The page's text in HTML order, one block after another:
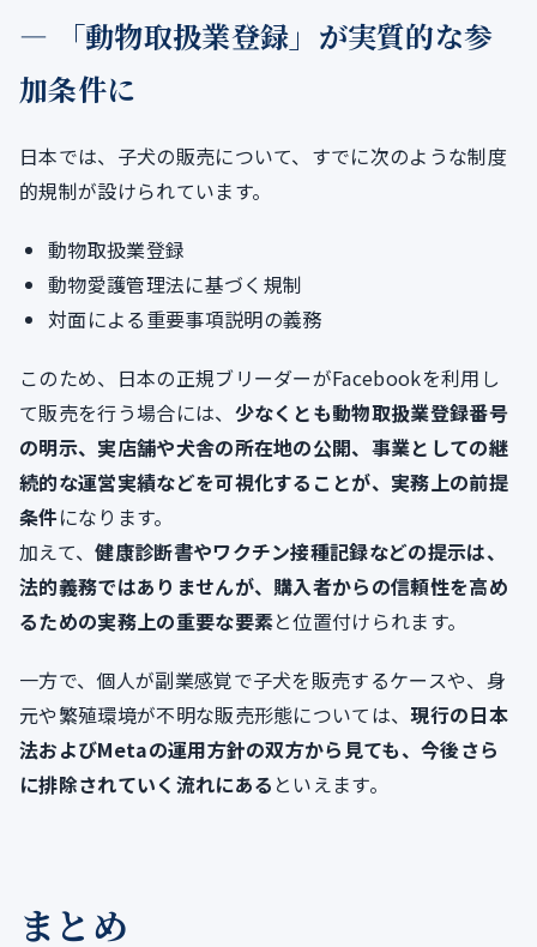
― 「動物取扱業登録」が実質的な参
加条件に
日本では、子犬の販売について、すでに次のような制度
的規制が設けられています。
動物取扱業登録
動物愛護管理法に基づく規制
対面による重要事項説明の義務
このため、日本の正規ブリーダーがFacebookを利用し
て販売を行う場合には、 少なくとも動物取扱業登録番号
の明示、実店舗や犬舎の所在地の公開、事業としての継
続的な運営実績などを可視化することが、実務上の前提
条件になります。
加えて、健康診断書やワクチン接種記録などの提示は、
法的義務ではありませんが、購入者からの信頼性を高め
るための実務上の重要な要素と位置付けられます。
一方で、個人が副業感覚で子犬を販売するケースや、身
元や繁殖環境が不明な販売形態については、現行の日本
法およびMetaの運用方針の双方から見ても、今後さら
に排除されていく流れにある といえます。
まとめ